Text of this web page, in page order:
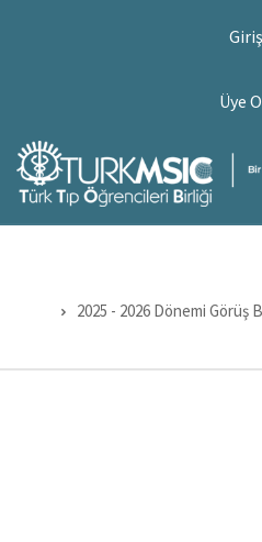
Giriş
Üye
yolu
2025 - 2026 Dönemi Görüş